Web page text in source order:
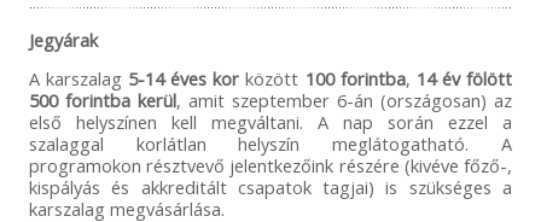
Jegyárak
A karszalag 5-14 éves kor között 100 forintba, 14 év fölött
500 forintba kerül, amit szeptember 6-án (országosan) az
első helyszínen kell megváltani. A nap során ezzel a
szalaggal korlátlan helyszín meglátogatható. A
programokon résztvevő jelentkezőink részére (kivéve főző-,
kispályás és akkreditált csapatok tagjai) is szükséges a
karszalag megvásárlása.